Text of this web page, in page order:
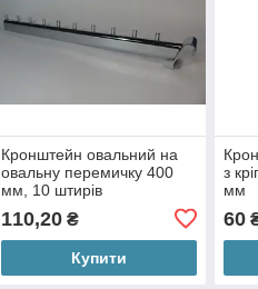
Кронштейн овальний на
овальну перемичку 400
мм, 10 штирів
110,20₴
Купити
з
мм
60